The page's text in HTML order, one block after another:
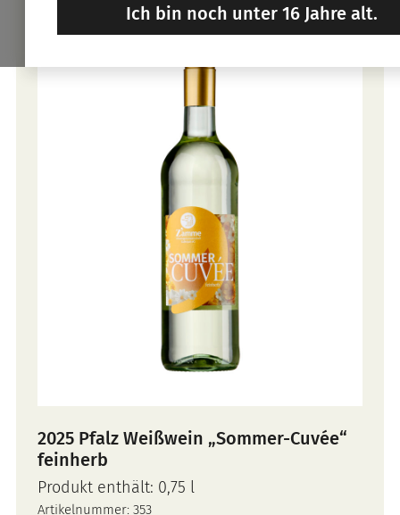
2025 Pfalz Weißwein „Sommer-Cuvée“
feinherb
Produkt enthält: 0,75 l
Artikelnummer: 353
Ich bin noch unter 16 Jahre alt.